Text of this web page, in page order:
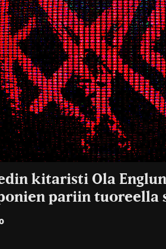
kitaristi Ola
pariin tuoreella